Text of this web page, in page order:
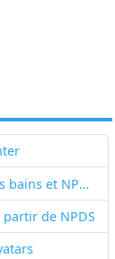
La ville d'Amélie les bains et NPDS
partir de NPDS